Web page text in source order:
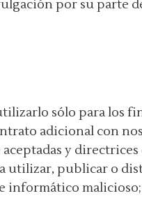
por su parte
sólo para los
adicional con
y
utilizar, publicar o
informático